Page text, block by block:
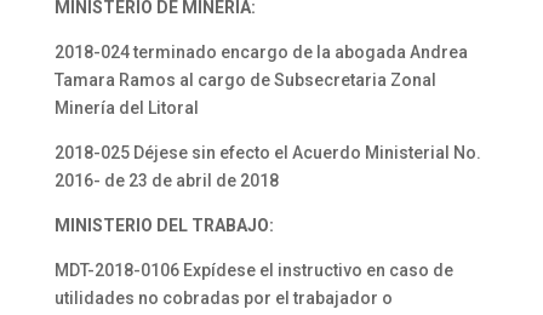
MINISTERIO DE MINERÍA:
2018-024 terminado encargo de la abogada Andrea
Tamara Ramos al cargo de Subsecretaria Zonal
Minería del Litoral
2018-025 Déjese sin efecto el Acuerdo Ministerial No.
2016- de 23 de abril de 2018
MINISTERIO DEL TRABAJO:
MDT-2018-0106 Expídese el instructivo en caso de
utilidades no cobradas por el trabajador o